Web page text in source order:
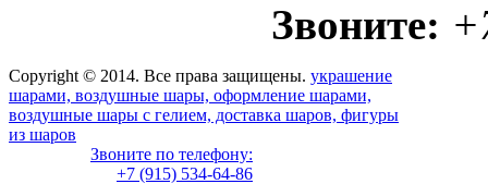
Звоните:
Copyright © 2014. Все права защищены. украшение
шарами, воздушные шары, оформление шарами,
воздушные шары с гелием, доставка шаров, фигуры
из шаров
Звоните по телефону:
+7 (915) 534-64-86